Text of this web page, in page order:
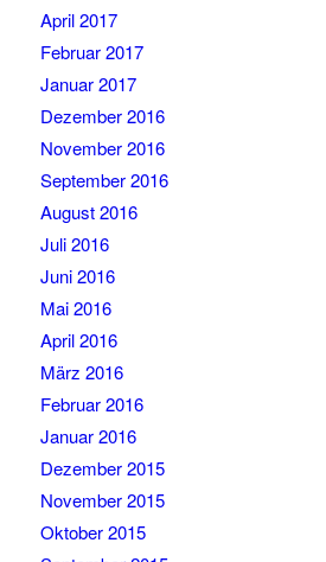
April 2017
Februar 2017
Januar 2017
Dezember 2016
November 2016
September 2016
August 2016
Juli 2016
Juni 2016
Mai 2016
April 2016
März 2016
Februar 2016
Januar 2016
Dezember 2015
November 2015
Oktober 2015